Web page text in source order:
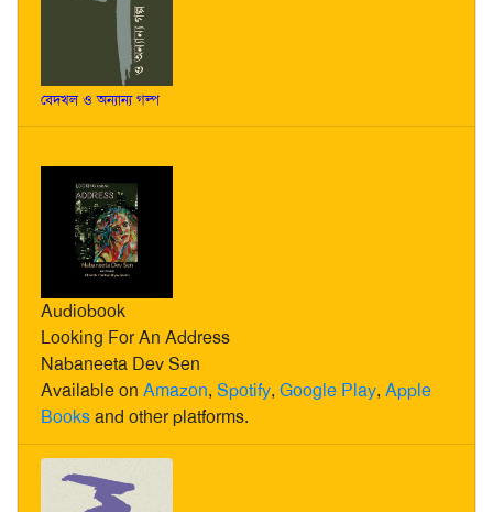
বেদখল ও অন্যান্য গল্প
Audiobook
Looking For An Address
Nabaneeta Dev Sen
Available on Amazon, Spotify, Google Play, Apple
Booksand other platforms.